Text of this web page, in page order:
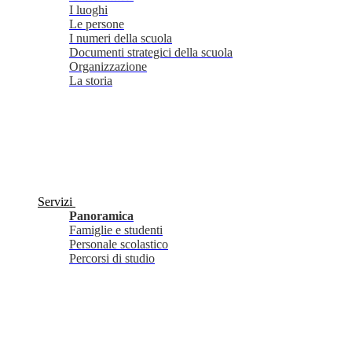
I luoghi
Le persone
I numeri della scuola
Documenti strategici della scuola
Organizzazione
La storia
Servizi
Panoramica
Famiglie e studenti
Personale scolastico
Percorsi di studio